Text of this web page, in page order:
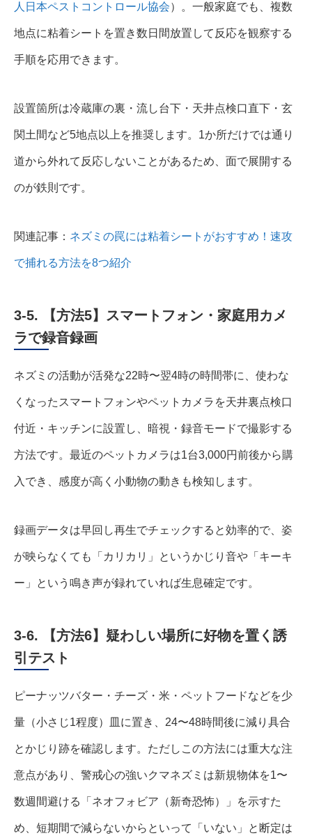
人日本ペストコントロール協会）。一般家庭でも、複数
地点に粘着シートを置き数日間放置して反応を観察する
手順を応用できます。
設置箇所は冷蔵庫の裏・流し台下・天井点検口直下・玄
関土間など5地点以上を推奨します。1か所だけでは通り
道から外れて反応しないことがあるため、面で展開する
のが鉄則です。
関連記事： ネズミの罠には粘着シートがおすすめ！速攻
で捕れる方法を8つ紹介
3-5. 【方法5】スマートフォン・家庭用カメ
ラで録音録画
ネズミの活動が活発な22時〜翌4時の時間帯に、使わな
くなったスマートフォンやペットカメラを天井裏点検口
付近・キッチンに設置し、暗視・録音モードで撮影する
方法です。最近のペットカメラは1台3,000円前後から購
入でき、感度が高く小動物の動きも検知します。
録画データは早回し再生でチェックすると効率的で、姿
が映らなくても「カリカリ」というかじり音や「キーキ
ー」という鳴き声が録れていれば生息確定です。
3-6. 【方法6】疑わしい場所に好物を置く誘
引テスト
ピーナッツバター・チーズ・米・ペットフードなどを少
量（小さじ1程度）皿に置き、24〜48時間後に減り具合
とかじり跡を確認します。ただしこの方法には重大な注
意点があり、警戒心の強いクマネズミは新規物体を1〜
数週間避ける「ネオフォビア（新奇恐怖）」を示すた
め、短期間で減らないからといって「いない」と断定は